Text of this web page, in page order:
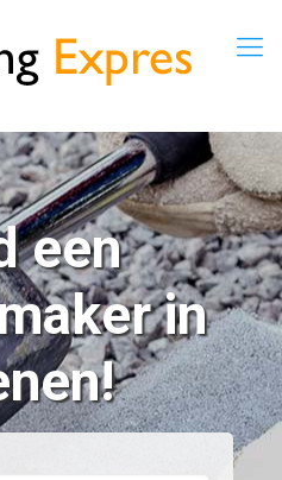
een
in